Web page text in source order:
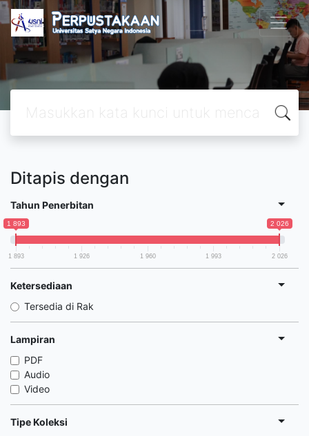
Ditapis dengan
Tahun Penerbitan
1 893 2 026
1 893 1 926 1 960 1 993 2 026
Ketersediaan
Tersedia di Rak
Lampiran
PDF
Audio
Video
Tipe Koleksi